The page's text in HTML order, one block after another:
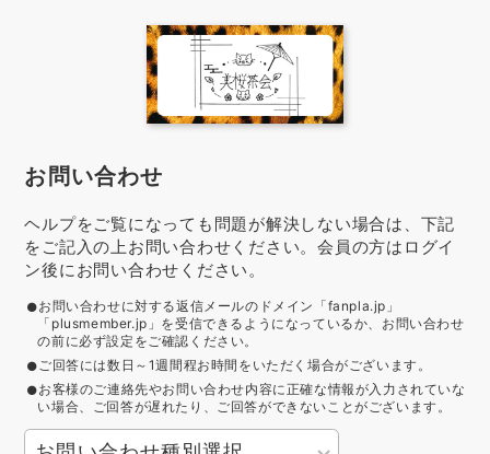
お問い合わせ
ヘルプをご覧になっても問題が解決しない場合は、下記
をご記入の上お問い合わせください。会員の方はログイ
ン後にお問い合わせください。
お問い合わせに対する返信メールのドメイン「fanpla.jp」
「plusmember.jp」を受信できるようになっているか、お問い合わせ
の前に必ず設定をご確認ください。
ご回答には数日～1週間程お時間をいただく場合がございます。
お客様のご連絡先やお問い合わせ内容に正確な情報が入力されていな
い場合、ご回答が遅れたり、ご回答ができないことがございます。